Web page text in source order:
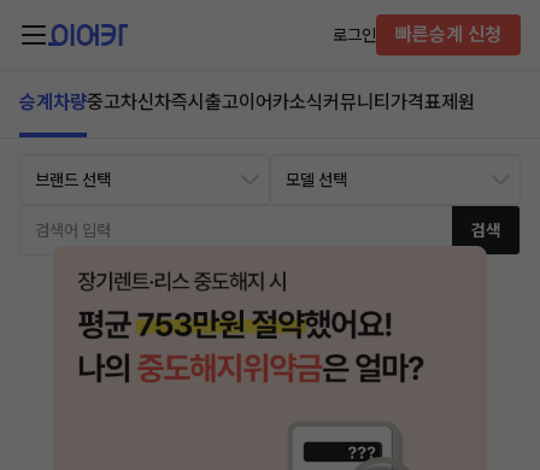
로그인 빠른승계 신청
승계차량중고차신차즉시출고이어카소식커뮤니티 가격표제원
검색